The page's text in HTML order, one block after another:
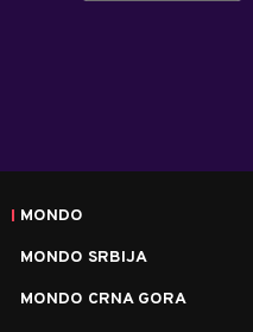
MONDO
MONDO SRBIJA
MONDO CRNA GORA